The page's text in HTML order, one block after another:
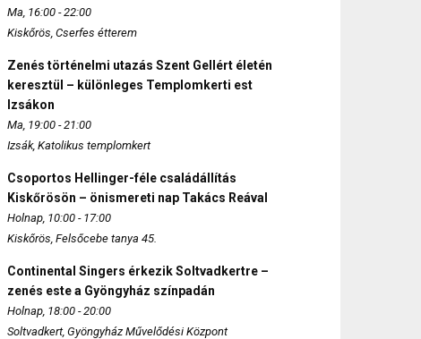
Ma, 16:00 - 22:00
Kiskőrös, Cserfes étterem
Zenés történelmi utazás Szent Gellért életén
keresztül – különleges Templomkerti est
Izsákon
Ma, 19:00 - 21:00
Izsák, Katolikus templomkert
Csoportos Hellinger-féle családállítás
Kiskőrösön – önismereti nap Takács Reával
Holnap, 10:00 - 17:00
Kiskőrös, Felsőcebe tanya 45.
Continental Singers érkezik Soltvadkertre –
zenés este a Gyöngyház színpadán
Holnap, 18:00 - 20:00
Soltvadkert, Gyöngyház Művelődési Központ